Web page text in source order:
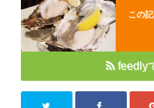
この
feedly